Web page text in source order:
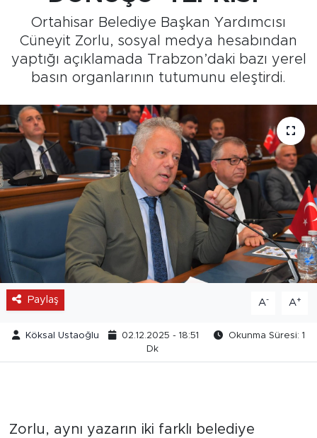
Ortahisar Belediye Başkan Yardımcısı
Cüneyit Zorlu, sosyal medya hesabından
yaptığı açıklamada Trabzon’daki bazı yerel
basın organlarının tutumunu eleştirdi.
Paylaş A- A+
Köksal Ustaoğlu 02.12.2025 - 18:51
Okunma Süresi: 1
Dk
Zorlu, aynı yazarın iki farklı belediye
Medya
Sağlık
Teknoloji
GURBETTEN SILAYA
Foto Galeri
Köşe Yazarları
Manşet
Ulusal Son Dakika Haberleri